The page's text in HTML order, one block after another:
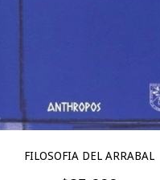
FILOSOFIA DEL ARRABAL